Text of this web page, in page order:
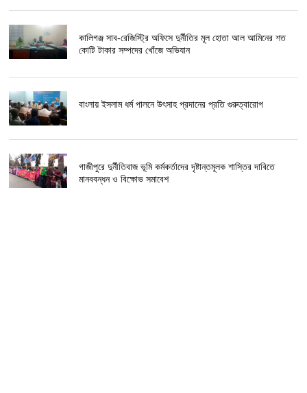
কালিগঞ্জ সাব-রেজিস্ট্রি অফিসে দুর্নীতির মূল হোতা আল আমিনের শত
কোটি টাকার সম্পদের খোঁজে অভিযান
বাংলায় ইসলাম ধর্ম পালনে উৎসাহ প্রদানের প্রতি গুরুত্বারোপ
গাজীপুরে দুর্নীতিবাজ ভূমি কর্মকর্তাদের দৃষ্টান্তমূলক শাস্তির দাবিতে
মানববন্ধন ও বিক্ষোভ সমাবেশ